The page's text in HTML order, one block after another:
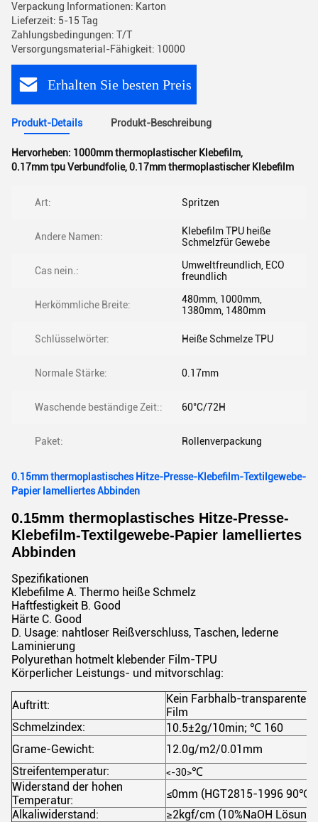
Verpackung Informationen: Karton
Lieferzeit: 5-15 Tag
Zahlungsbedingungen: T/T
Versorgungsmaterial-Fähigkeit: 10000
Erhalten Sie besten Preis
Produkt-Details Produkt-Beschreibung
Hervorheben: 1000mm thermoplastischer Klebefilm,
0.17mm tpu Verbundfolie,0.17mm thermoplastischer Klebefilm
Art: Spritzen
Andere Namen:
Klebefilm TPU heiße
Schmelzfür Gewebe
Cas nein.:
Umweltfreundlich, ECO
freundlich
Herkömmliche Breite:
480mm, 1000mm,
1380mm, 1480mm
Schlüsselwörter: Heiße Schmelze TPU
Normale Stärke: 0.17mm
Waschende beständige Zeit:: 60°C/72H
Paket: Rollenverpackung
0.15mm thermoplastisches Hitze-Presse-Klebefilm-Textilgewebe-
Papier lamelliertes Abbinden
0.15mm thermoplastisches Hitze-Presse-
Klebefilm-Textilgewebe-Papier lamelliertes
Abbinden
Spezifikationen
Klebefilme A. Thermo heiße Schmelz
Haftfestigkeit B. Good
Härte C. Good
D. Usage: nahtloser Reißverschluss, Taschen, lederne
Laminierung
Polyurethan hotmelt klebender Film-TPU
Körperlicher Leistungs- und mitvorschlag:
Auftritt:
Kein Farbhalb-transparenter
Film
Schmelzindex:
10.5±2g/10min; ℃ 160
Grame-Gewicht:
12.0g/m2/0.01mm
Streifentemperatur:
<-30>℃
Widerstand der hohen
Temperatur:
≤0mm (HGT2815-1996 90℃
Alkaliwiderstand:
≥2kgf/cm (10%NaOH Lösung